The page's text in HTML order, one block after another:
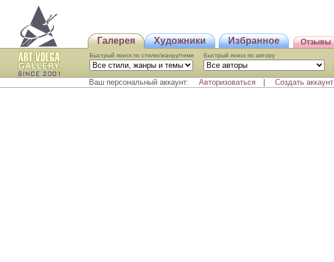
Галерея Художники Избранное Отзывы
Быстрый поиск по стилю/жанру/теме Быстрый поиcк по автору
Ваш персональный аккаунт: Авторизоваться Создать аккаунт